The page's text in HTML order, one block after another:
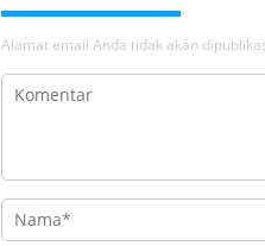
Alamat email Anda tidak akan